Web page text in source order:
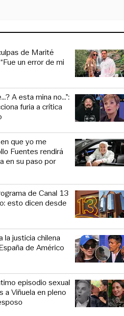
de Marité
un error de mi
A esta mina no...”:
furia a crítica
que yo me
Fuentes rendirá
en su paso por
de Canal 13
esto dicen desde
la justicia chilena
de Américo
episodio sexual
a Viñuela en pleno